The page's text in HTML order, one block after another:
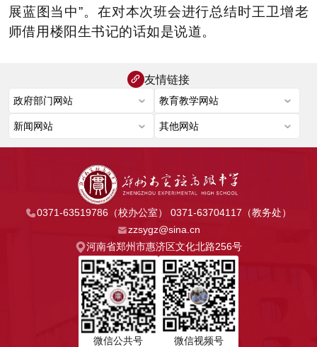
展蓝图当中”。在对本次班会进行总结时王卫增老
师借用楼阳生书记的话如是说道。
友情链接
0371-63519786（校办公室） 0371-63704117（教务处）
zzsygz@sina.cn
河南省郑州市惠济区文化北路256号
微信公共号 微信视频号